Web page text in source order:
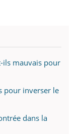
ils mauvais pour
pour inverser le
dans la